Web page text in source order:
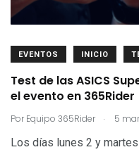
EVENTOS INICIO
Test de las ASICS
el evento en 365Rider
Por Equipo 365Rider . 5
Los días lunes 2 y